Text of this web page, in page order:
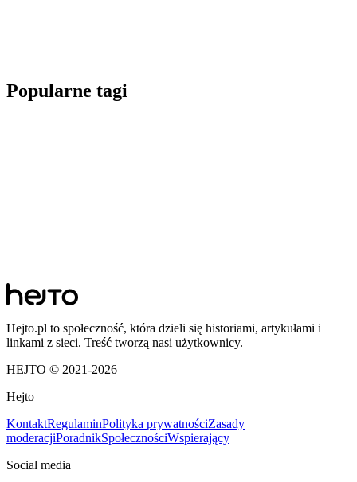
Popularne tagi
Hejto.pl to społeczność, która dzieli się historiami, artykułami i
linkami z sieci. Treść tworzą nasi użytkownicy.
HEJTO © 2021-2026
Hejto
KontaktRegulaminPolityka prywatnościZasady
moderacjiPoradnikSpołecznościWspierający
Social media